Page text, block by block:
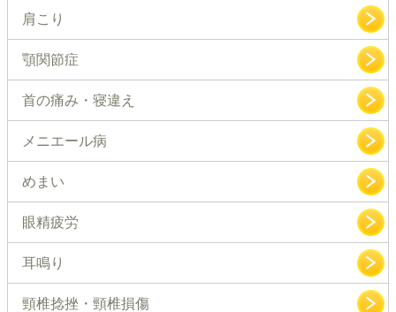
肩こり
顎関節症
首の痛み・寝違え
メニエール病
めまい
眼精疲労
耳鳴り
頸椎捻挫・頸椎損傷